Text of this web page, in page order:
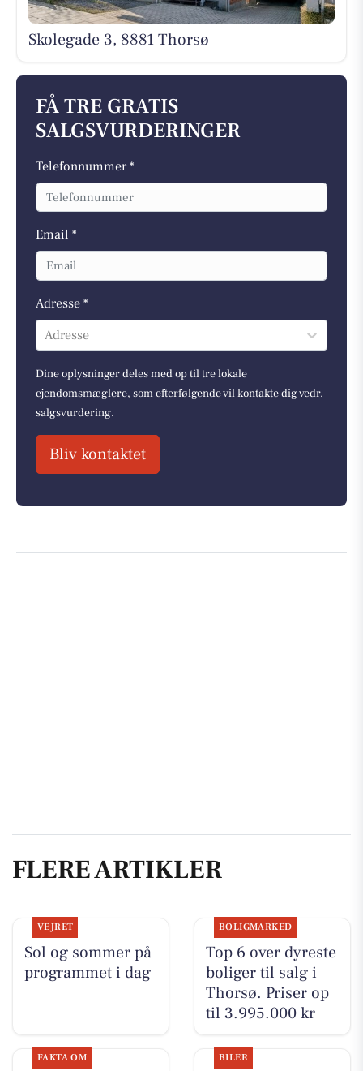
Skolegade 3, 8881 Thorsø
FÅ TRE GRATIS
SALGSVURDERINGER
Telefonnummer *
Email *
Adresse *
Adresse
Dine oplysninger deles med op til tre lokale
ejendomsmæglere, som efterfølgende vil kontakte dig vedr.
salgsvurdering.
Bliv kontaktet
FLERE ARTIKLER
VEJRET
Sol og sommer på
programmet i dag
BOLIGMARKED
Top 6 over dyreste
boliger til salg i
Thorsø. Priser op
til 3.995.000 kr
FAKTA OM BILER